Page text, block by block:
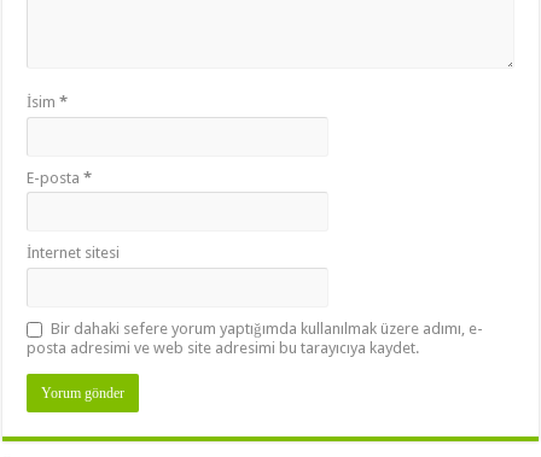
İsim*
E-posta*
İnternet sitesi
Bir dahaki sefere yorum yaptığımda kullanılmak üzere adımı, e-
posta adresimi ve web site adresimi bu tarayıcıya kaydet.